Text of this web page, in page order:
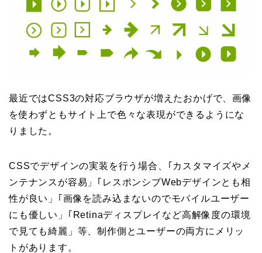
最近ではCSS3の対応ブラウザが増えたおかげで、画像
を使わずともサイト上で色々な表現ができるようにな
りました。
CSSでデザインの実装を行う場合、｢カスタマイズやメ
ンテナンスが容易」｢レスポンシブWebデザインとも相
性が良い」｢画像を読み込まないのでモバイルユーザー
にも優しい」｢Retinaディスプレイなど高解像度の環境
で見ても綺麗」等、制作側とユーザーの両方にメリッ
トがあります。